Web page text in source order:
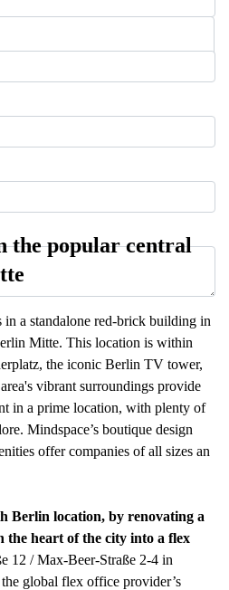
the popular central
a standalone red-brick building in
Mitte. This location is within
the iconic Berlin TV tower,
vibrant surroundings provide
in a prime location, with plenty of
Mindspace’s boutique design
offer companies of all sizes an
Berlin location, by renovating a
the heart of the city into a flex
12 / Max-Beer-Straße 2-4 in
global flex office provider’s